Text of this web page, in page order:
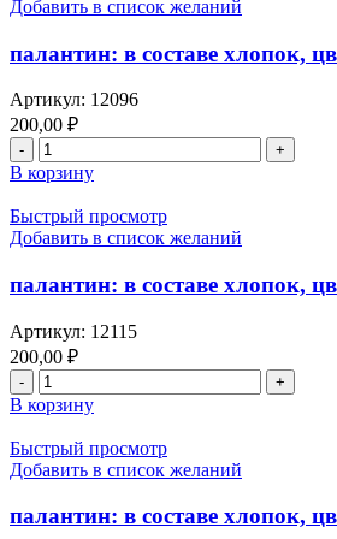
синий
Добавить в список желаний
палантин: в составе хлопок,
Артикул: 12096
200,00 ₽
Количество
товара
палантин:
в
составе
синий
В корзину
Быстрый просмотр
Добавить в список желаний
палантин: в составе хлопок,
Артикул: 12115
200,00 ₽
Количество
товара
палантин:
в
составе
цвет
фиолетовый
В корзину
Быстрый просмотр
Добавить в список желаний
палантин: в составе хлопок,